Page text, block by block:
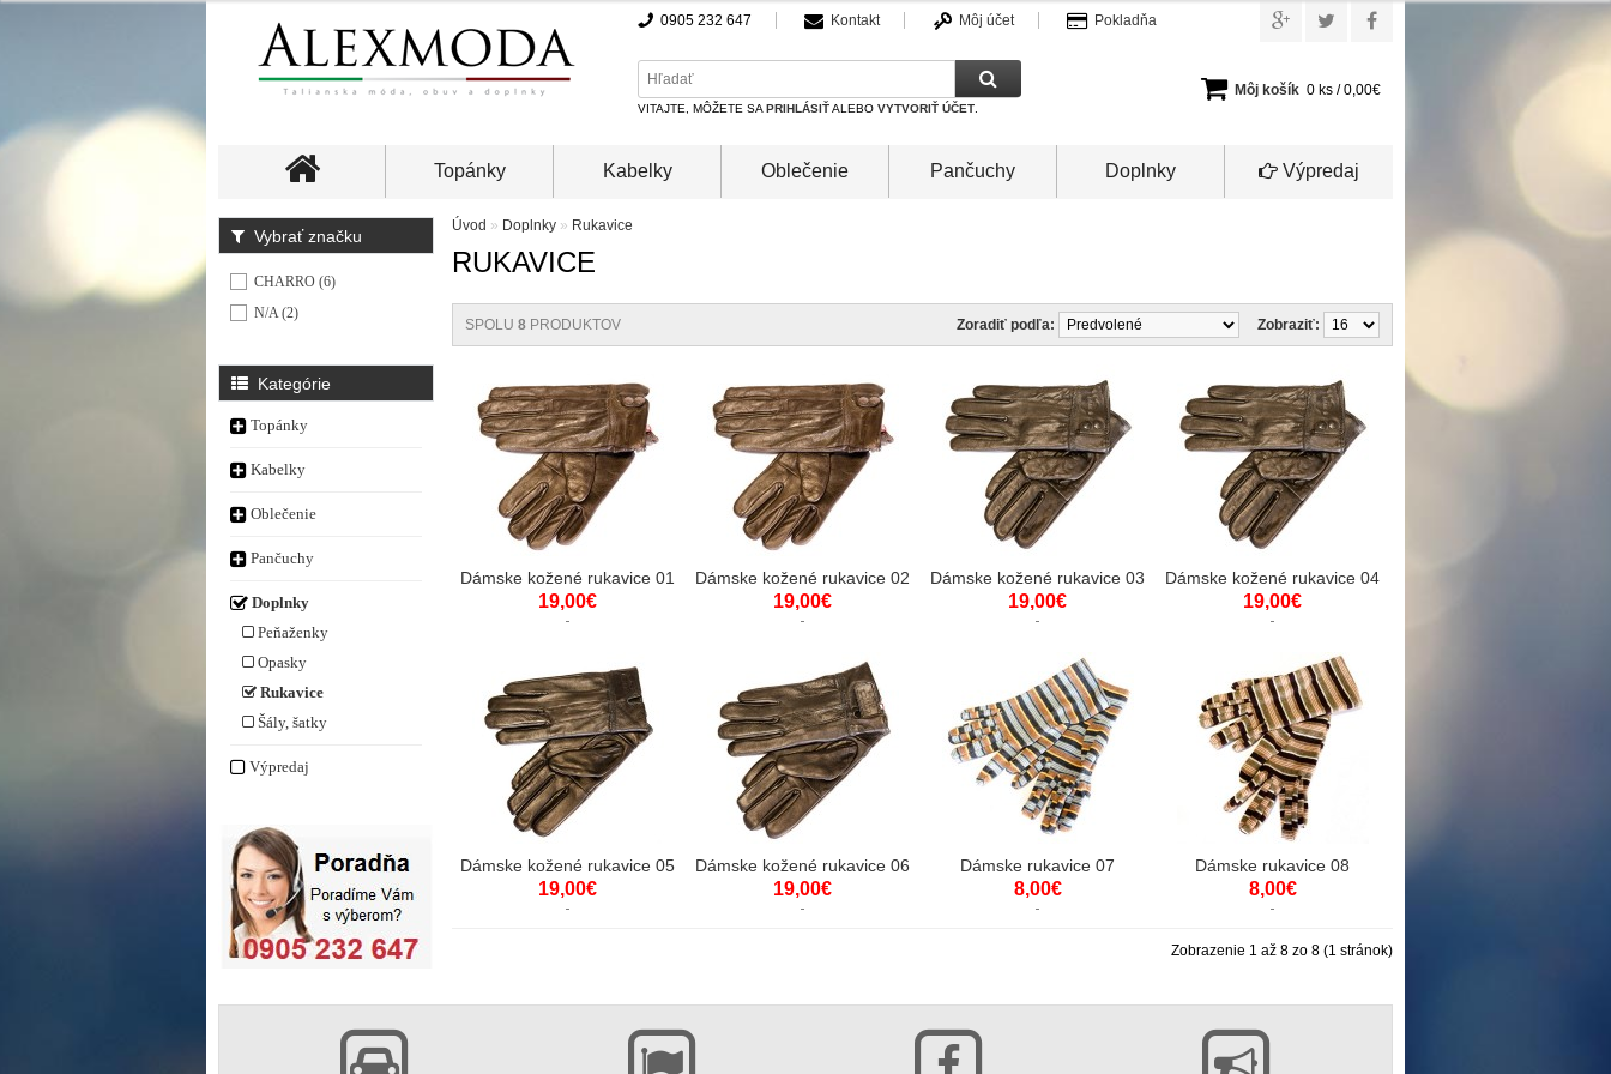
Môj košík 0 ks / 0,00€
0905 232 647 Kontakt Môj účet Pokladňa
VITAJTE, MÔŽETE SA PRIHLÁSIŤALEBO VYTVORIŤ ÚČET
Topánky Kabelky Oblečenie Pančuchy Doplnky Výpredaj
Vybrať značku
CHARRO (6)
N/A (2)
Kategórie
Topánky
Kabelky
Oblečenie
Pančuchy
Doplnky
Peňaženky
Opasky
Rukavice
Šály, šatky
Výpredaj
Úvod » Doplnky » Rukavice
RUKAVICE
SPOLU 8 PRODUKTOV Zobraziť:
Zoradiť podľa:
Dámske kožené rukavice 01
19,00€
Dámske kožené rukavice 02
19,00€
Dámske kožené rukavice 03
19,00€
Dámske kožené rukavice 04
19,00€
Dámske kožené rukavice 05
19,00€
Dámske kožené rukavice 06
19,00€
Dámske rukavice 07
8,00€
Dámske rukavice 08
8,00€
Zobrazenie 1 až 8 zo 8 (1 stránok)